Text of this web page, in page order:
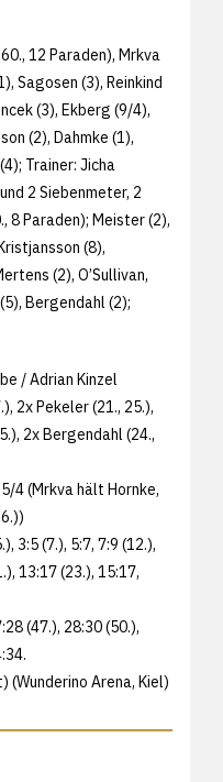
12 Paraden), Mrkva
Sagosen (3), Reinkind
(3), Ekberg (9/4),
(2), Dahmke (1),
Trainer: Jicha
2 Siebenmeter, 2
8 Paraden); Meister (2),
(8),
(2), O’Sullivan,
Bergendahl (2);
/ Adrian Kinzel
2x Pekeler (21., 25.),
2x Bergendahl (24.,
4 (Mrkva hält Hornke,
3:5 (7.), 5:7, 7:9 (12.),
13:17 (23.), 15:17,
(47.), 28:30 (50.),
(Wunderino Arena, Kiel)